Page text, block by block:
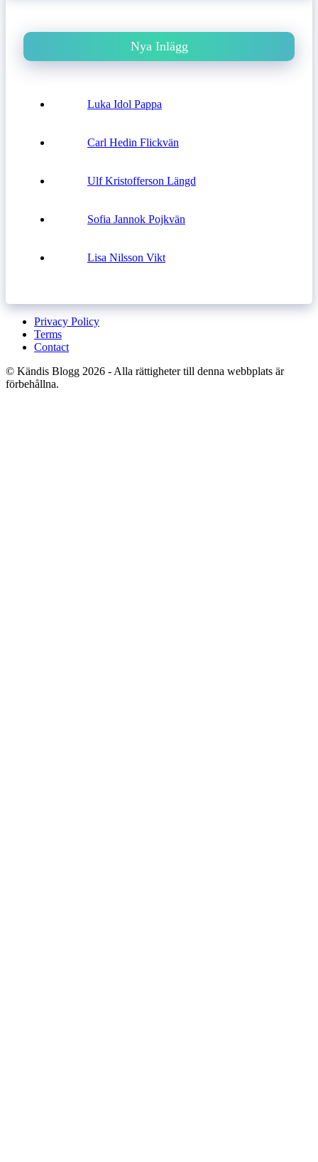
Nya Inlägg
Luka Idol Pappa
Carl Hedin Flickvän
Ulf Kristofferson Längd
Sofia Jannok Pojkvän
Lisa Nilsson Vikt
Privacy Policy
Terms
Contact
© Kändis Blogg 2026 - Alla rättigheter till denna webbplats är
förbehållna.